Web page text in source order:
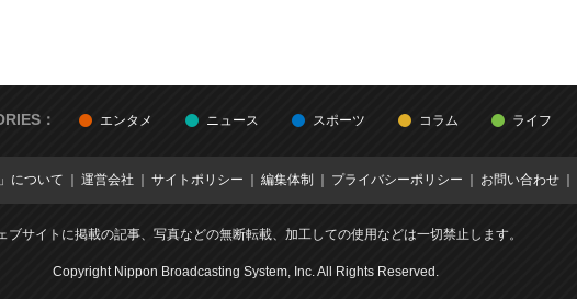
： エンタメ ニュース スポーツ コラム ライフ
について 運営会社 サイトポリシー 編集体制 プライバシーポリシー お問い合わせ
ブサイトに掲載の記事、写真などの無断転載、加工しての使用などは一切禁止します。
Copyright Nippon Broadcasting System, Inc. All Rights Reserved.